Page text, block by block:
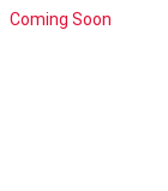
Coming Soon